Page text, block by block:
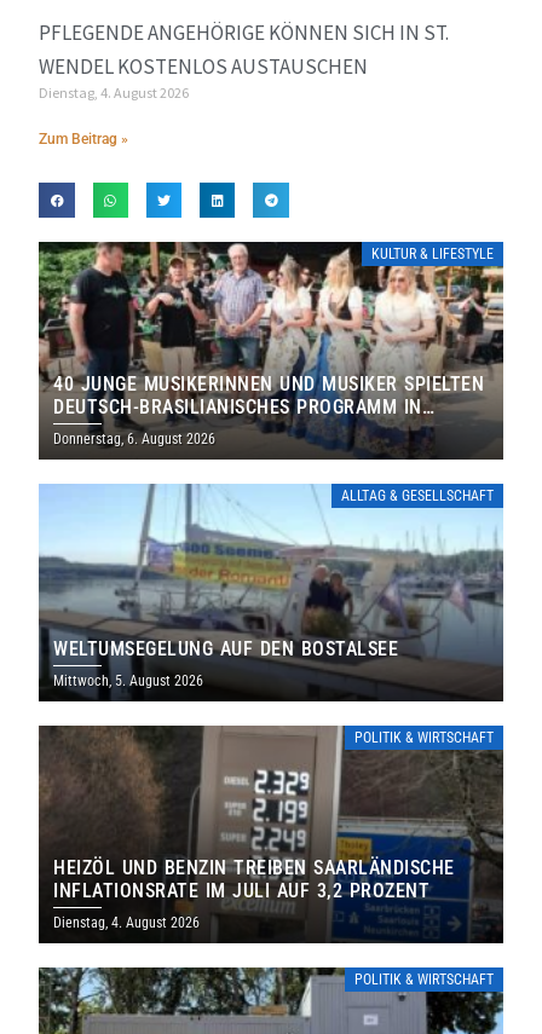
PFLEGENDE ANGEHÖRIGE KÖNNEN SICH IN ST.
WENDEL KOSTENLOS AUSTAUSCHEN
Dienstag, 4. August 2026
Zum Beitrag »
KULTUR & LIFESTYLE
40 JUNGE MUSIKERINNEN UND MUSIKER SPIELTEN
DEUTSCH-BRASILIANISCHES PROGRAMM IN
THOLEY
Donnerstag, 6. August 2026
ALLTAG & GESELLSCHAFT
WELTUMSEGELUNG AUF DEN BOSTALSEE
Mittwoch, 5. August 2026
POLITIK & WIRTSCHAFT
HEIZÖL UND BENZIN TREIBEN SAARLÄNDISCHE
INFLATIONSRATE IM JULI AUF 3,2 PROZENT
Dienstag, 4. August 2026
POLITIK & WIRTSCHAFT